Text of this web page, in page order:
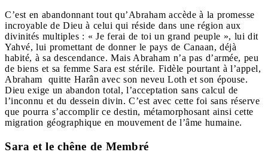
C’est en abandonnant tout qu’Abraham accède à la promesse
incroyable de Dieu à celui qui réside dans une région aux
divinités multiples : « Je ferai de toi un grand peuple », lui dit
Yahvé, lui promettant de donner le pays de Canaan, déjà
habité, à sa descendance. Mais Abraham n’a pas d’armée, peu
de biens et sa femme Sara est stérile. Fidèle pourtant à l’appel,
Abraham quitte Harân avec son neveu Loth et son épouse.
Dieu exige un abandon total, l’acceptation sans calcul de
l’inconnu et du dessein divin. C’est avec cette foi sans réserve
que pourra s’accomplir ce destin, métamorphosant ainsi cette
migration géographique en mouvement de l’âme humaine.
Sara et le chêne de Membré